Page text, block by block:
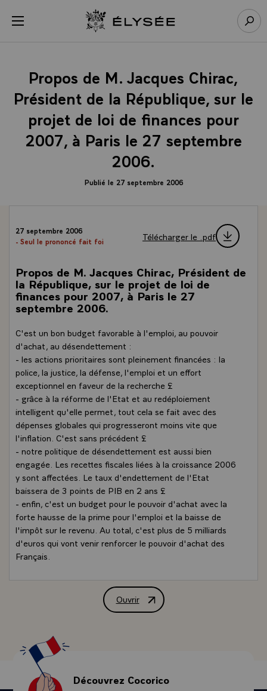
menu Retour à l’accueil Élysée
Propos de M. Jacques Chirac,
Président de la République, sur le
projet de loi de finances pour
2007, à Paris le 27 septembre
2006.
Publié le 27 septembre 2006
27 septembre 2006
- Seul le prononcé fait foi
Télécharger le .pdf
Propos de M. Jacques Chirac, Président de
la République, sur le projet de loi de
finances pour 2007, à Paris le 27
septembre 2006.
C'est un bon budget favorable à l'emploi, au pouvoir
d'achat, au désendettement :
- les actions prioritaires sont pleinement financées : la
police, la justice, la défense, l'emploi et un effort
exceptionnel en faveur de la recherche £
- grâce à la réforme de l'Etat et au redéploiement
intelligent qu'elle permet, tout cela se fait avec des
dépenses globales qui progresseront moins vite que
l'inflation. C'est sans précédent £
- notre politique de désendettement est aussi bien
engagée. Les recettes fiscales liées à la croissance 2006
y sont affectées. Le taux d'endettement de l'Etat
baissera de 3 points de PIB en 2 ans £
- enfin, c'est un budget pour le pouvoir d'achat avec la
forte hausse de la prime pour l'emploi et la baisse de
l'impôt sur le revenu. Au total, c'est plus de 5 milliards
d'euros qui vont venir renforcer le pouvoir d'achat des
Français.
Ouvrir
Propos de M. Jacques Chirac,
Découvrez Cocorico
Panneau de gestion des cookies